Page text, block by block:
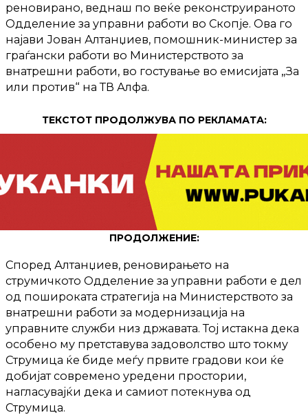
реновирано, веднаш по веќе реконструираното
Одделение за управни работи во Скопје. Ова го
најави Јован Алтанџиев, помошник-министер за
граѓански работи во Министерството за
внатрешни работи, во гостување во емисијата „За
или против“ на ТВ Алфа.
ТЕКСТОТ ПРОДОЛЖУВА ПО РЕКЛАМАТА:
ПРОДОЛЖЕНИЕ:
Според Алтанџиев, реновирањето на
струмичкото Одделение за управни работи е дел
од пошироката стратегија на Министерството за
внатрешни работи за модернизација на
управните служби низ државата. Тој истакна дека
особено му претставува задоволство што токму
Струмица ќе биде меѓу првите градови кои ќе
добијат современо уредени простории,
нагласувајќи дека и самиот потекнува од
Струмица.